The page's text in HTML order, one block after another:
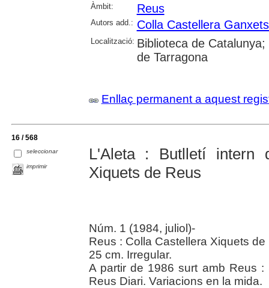
Àmbit:
Reus
Autors add.: Colla Castellera
Localització: Biblioteca de
de Tarragona
Enllaç permanent a aquest
16 / 568
seleccionar
imprimir
L'Aleta : Butlletí intern
Xiquets de Reus
Núm. 1 (1984, juliol)-
Reus : Colla Castellera Xiquets
25 cm. Irregular.
A partir de 1986 surt amb Reus
Reus Diari. Variacions en la mida.